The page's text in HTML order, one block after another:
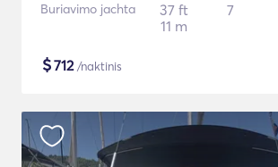
Buriavimo jachta
37 ft
11 m
7
$712/naktinis